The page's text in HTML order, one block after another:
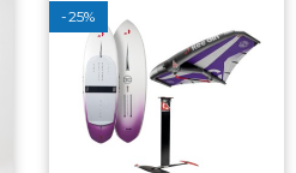
-25%